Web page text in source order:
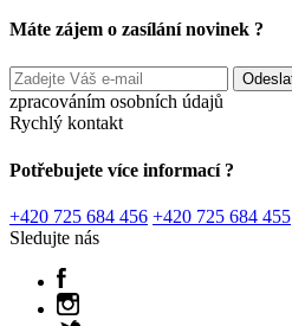
Máte zájem o zasílání novinek ?
zpracováním osobních údajů
Rychlý kontakt
Potřebujete více informací ?
+420 725 684 456 +420 725 684 455
Sledujte nás